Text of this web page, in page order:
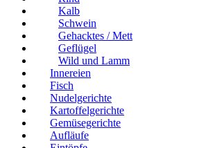
Kalb
Schwein
Gehacktes / Mett
Geflügel
Wild und Lamm
Innereien
Fisch
Nudelgerichte
Kartoffelgerichte
Gemüsegerichte
Aufläufe